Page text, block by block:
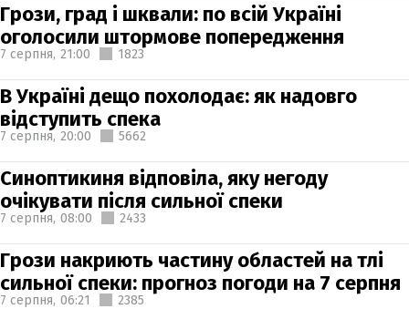
Грози, град і шквали: по всій Україні
оголосили штормове попередження
7 серпня, 21:00 1823
В Україні дещо похолодає: як надовго
відступить спека
7 серпня, 20:00 5662
Синоптикиня відповіла, яку негоду
очікувати після сильної спеки
7 серпня, 08:00 2433
Грози накриють частину областей на тлі
сильної спеки: прогноз погоди на 7 серпня
7 серпня, 06:21 2385